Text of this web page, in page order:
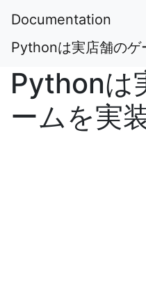
Documentation
Pythonは実店舗のゲ
Pythonは
ームを実